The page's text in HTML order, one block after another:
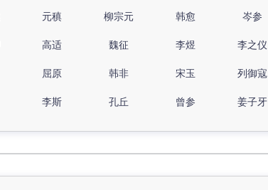
元稹 柳宗元 韩愈 岑参
高适 魏征 李煜 李之仪
屈原 韩非 宋玉 列御寇
李斯 孔丘 曾参 姜子牙